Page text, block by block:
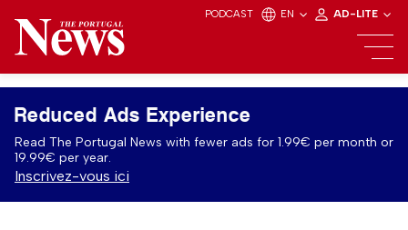
PODCAST EN AD-LITE
Reduced Ads Experience
Read The Portugal News with fewer ads for 1.99€ per month or
19.99€ per year.
Inscrivez-vous ici